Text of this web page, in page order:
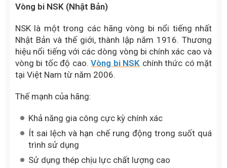
Vòng bi NSK (Nhật Bản)
NSK là một trong các hãng vòng bi nổi tiếng nhất
Nhật Bản và thế giới, thành lập năm 1916. Thương
hiệu nổi tiếng với các dòng vòng bi chính xác cao và
vòng bi tốc độ cao.Vòng bi NSK chính thức có mặt
tại Việt Nam từ năm 2006.
Thế mạnh của hãng:
Khả năng gia công cực kỳ chính xác
Ít sai lệch và hạn chế rung động trong suốt quá
trình sử dụng
Sử dụng thép chịu lực chất lượng cao